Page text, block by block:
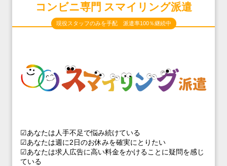
コンビニ専門 スマイリング派遣
現役スタッフのみを手配 派遣率100％継続中
☑あなたは人手不足で悩み続けている
☑あなたは週に2日のお休みを確実にとりたい
☑あなたは求人広告に高い料金をかけることに疑問を感じ
ている